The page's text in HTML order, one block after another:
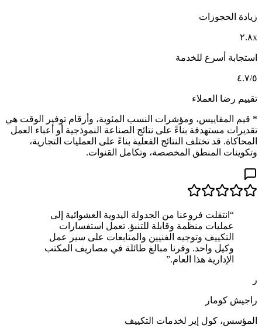
زيادة الحجوزات
٢.٨x
استجابة أسرع للخدمة
٤.٧/٥
تقييم رضا العملاء
* قيم المقاييس، ومؤشرات النسب المئوية، وأرقام توفير الوقت هي
تقديرات مستهدفة بناءً على نتائج الصناعة النموذجية أو أعباء العمل
المحاكاة. قد تختلف النتائج الفعلية بناءً على العمليات التجارية،
وتكوينات المنطق المخصصة، وتكامل القنوات.
“ انتقلت فروعنا من الجدولة اليدوية العشوائية إلى
عمليات منظمة وقابلة للتنبؤ. تعمل استفسارات
التكييف وتوجيه الفنيين والمتابعات على سير عمل
وكيل واحد. وفرنا مبالغ طائلة في مصاريف المكتب
الإدارية هذا العام.”
ر
راجيش كومار
المؤسس، كول إير لخدمات التكييف